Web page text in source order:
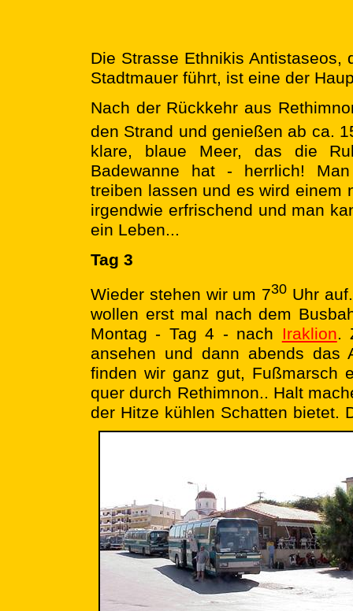
Die Strasse Ethnikis Antistaseos,
Stadtmauer führt, ist eine der
Nach der Rückkehr aus
den Strand und genießen ab ca.
klare, blaue Meer, das die
Badewanne hat - herrlich!
treiben lassen und es wird einem
irgendwie erfrischend und man
ein Leben...
Tag 3
Wieder stehen wir um 730 Uhr
wollen erst mal nach dem
Montag - Tag 4 - nach Iraklion.
ansehen und dann abends das
finden wir ganz gut, Fußmarsch
quer durch Rethimnon.. Halt
der Hitze kühlen Schatten bietet.